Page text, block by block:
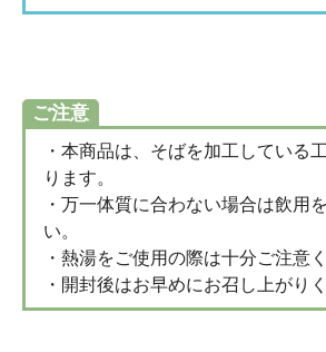
ご注意
・本商品は、そばを加工している
ります。
・万一体質に合わない場合は飲用
い。
・熱湯をご使用の際は十分ご注意
・開封後はお早めにお召し上が